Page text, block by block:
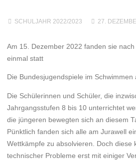
SCHULJAHR 2022/2023 27.
Am 15. Dezember 2022 fanden sie
einmal statt
Die Bundesjugendspiele im Schwimmen
Die Schülerinnen und Schüler, die
Jahrgangsstufen 8 bis 10 unterrichtet
die jüngeren bewegten sich an diesem
Pünktlich fanden sich alle am Jurawell
Wettkämpfe zu absolvieren. Doch diese
technischer Probleme erst mit einiger